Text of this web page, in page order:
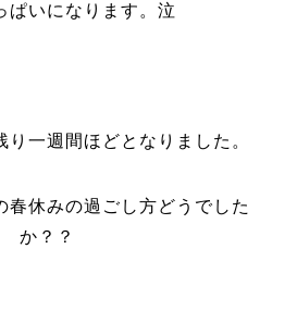
ぱいになります。泣
り一週間ほどとなりました。
春休みの過ごし方どうでした
か？？